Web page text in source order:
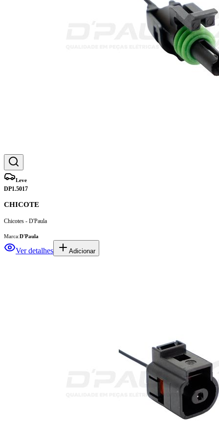
Leve
DP1.5017
CHICOTE
Chicotes - D'Paula
Marca:D'Paula
Ver detalhes Adicionar